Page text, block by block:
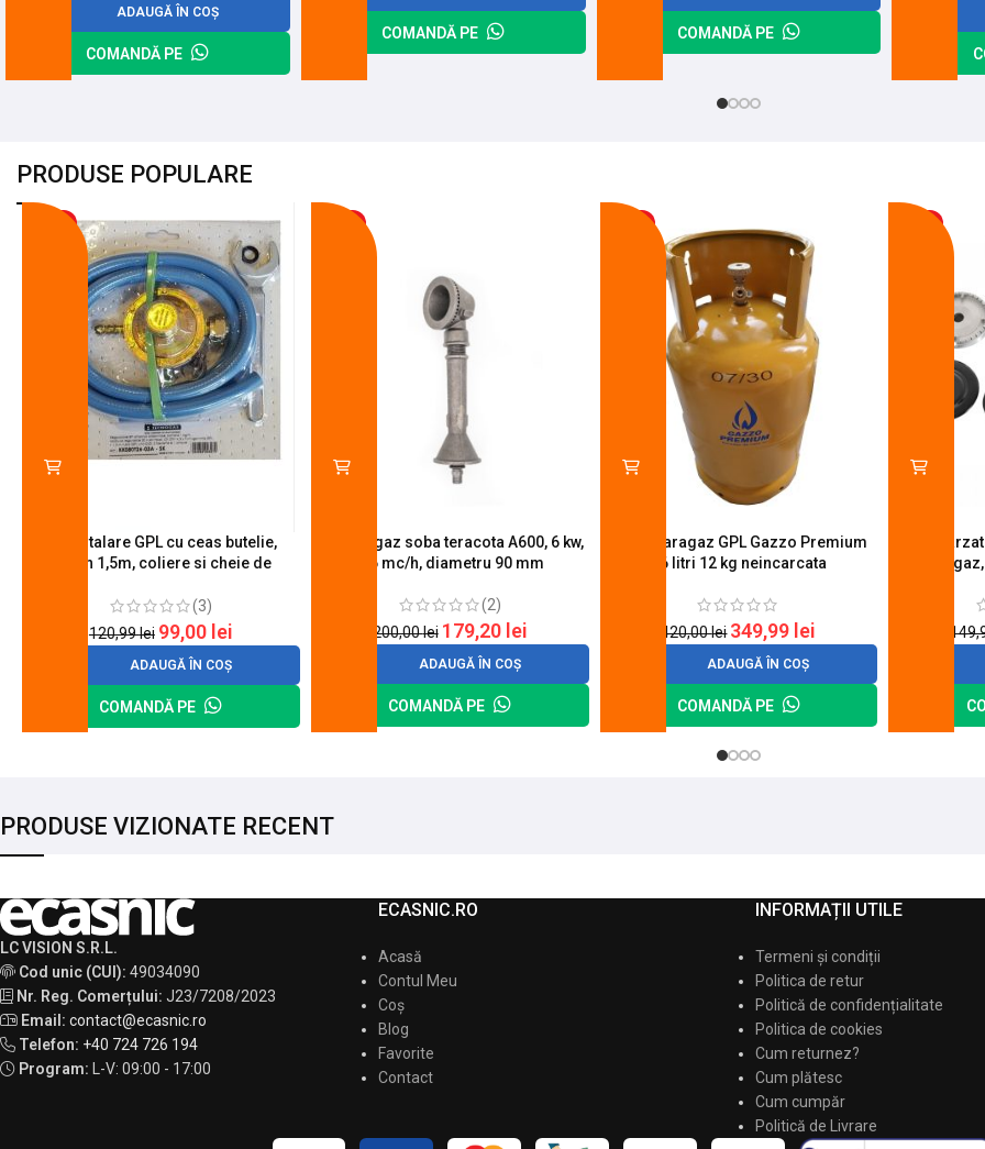
ADAUGĂ ÎN COȘ
COMANDĂ PE
COMANDĂ PE COMANDĂ PE
PRODUSE POPULARE
Kit instalare GPL cu ceas butelie,
furtun 1,5m, coliere si cheie de
(3)
120,99lei 99,00 lei
ADAUGĂ ÎN COȘ
COMANDĂ PE
Arzator gaz soba teracota A600, 6 kw,
0.6 mc/h, diametru 90 mm
(2)
200,00lei 179,20 lei
ADAUGĂ ÎN COȘ
COMANDĂ PE
Butelie aragaz GPL Gazzo Premium
26 litri 12 kg neincarcata
420,00lei 349,99 lei
ADAUGĂ ÎN COȘ
COMANDĂ PE
Set 4
PRODUSE VIZIONATE RECENT
LC VISION S.R.L.
Cod unic (CUI): 49034090
Nr. Reg. Comerțului: J23/7208/2023
Email: contact@ecasnic.ro
Telefon: +40 724 726 194
Program:
L-V: 09:00 - 17:00
ECASNIC.RO
Acasă
Contul Meu
Coș
Blog
Favorite
Contact
INFORMAȚII UTILE
Termeni și condiții
Politica de retur
Politică de confidențialitate
Politica de cookies
Cum returnez?
Cum plătesc
Cum cumpăr
Politică de Livrare